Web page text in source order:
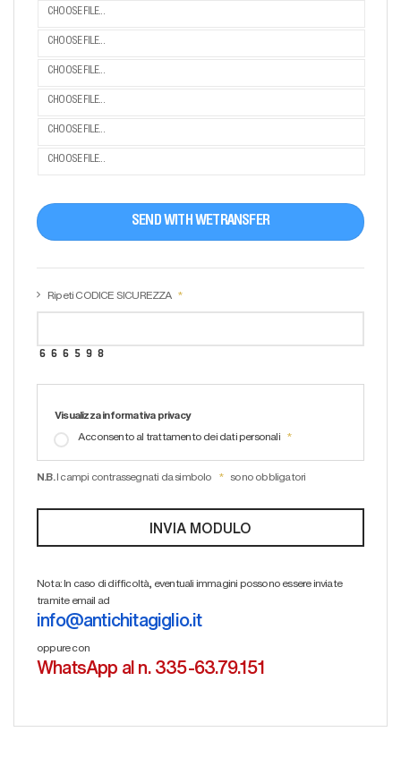
CHOOSE FILE...
CHOOSE FILE...
CHOOSE FILE...
CHOOSE FILE...
CHOOSE FILE...
CHOOSE FILE...
SEND WITH WETRANSFER
Ripeti CODICE SICUREZZA
Visualizza informativa privacy
Acconsento al trattamento dei dati personali
N.B. I campi contrassegnati da simbolo sono obbligatori
Nota: In caso di difficoltà, eventuali immagini possono essere inviate
tramite email ad
info@antichitagiglio.it
oppure con
WhatsApp al n. 335-63.79.151